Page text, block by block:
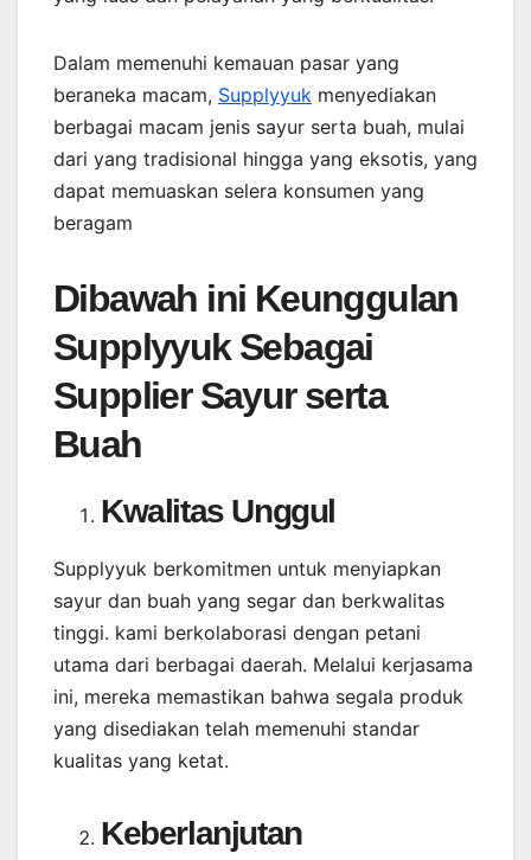
Dalam memenuhi kemauan pasar yang
beraneka macam, Supplyyuk menyediakan
berbagai macam jenis sayur serta buah, mulai
dari yang tradisional hingga yang eksotis, yang
dapat memuaskan selera konsumen yang
beragam
Dibawah ini Keunggulan
Supplyyuk Sebagai
Supplier Sayur serta
Buah
Kwalitas Unggul
Supplyyuk berkomitmen untuk menyiapkan
sayur dan buah yang segar dan berkwalitas
tinggi. kami berkolaborasi dengan petani
utama dari berbagai daerah. Melalui kerjasama
ini, mereka memastikan bahwa segala produk
yang disediakan telah memenuhi standar
kualitas yang ketat.
Keberlanjutan